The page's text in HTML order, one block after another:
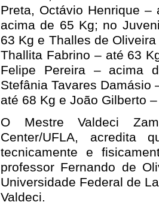
Preta, Octávio Henrique
acima de 65 Kg; no
63 Kg e Thalles de
Thallita Fabrino – até 63
Felipe Pereira – acima
Stefânia Tavares Damásio
até 68 Kg e João Gilberto
O Mestre Valdeci
Center/UFLA, acredita
tecnicamente e
professor Fernando de
Universidade Federal de
Valdeci.